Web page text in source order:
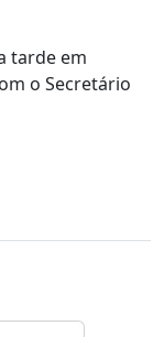
tarde em
o Secretário